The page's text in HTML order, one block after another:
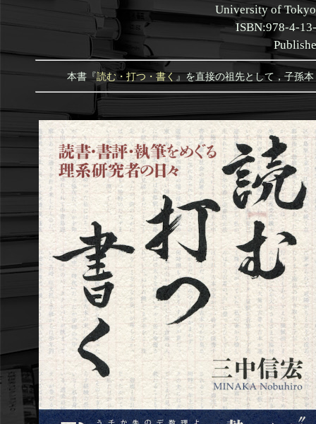
University of
ISBN:978-4-
本書『読む・打つ・書く 』を直接の祖先として，子孫本